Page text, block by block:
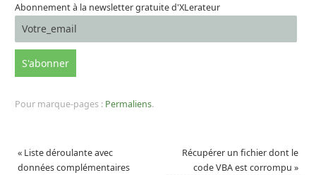
Abonnement à la newsletter gratuite d'XLerateur
Pour marque-pages : Permaliens.
« Liste déroulante avec
données complémentaires
Récupérer un fichier dont le
code VBA est corrompu »